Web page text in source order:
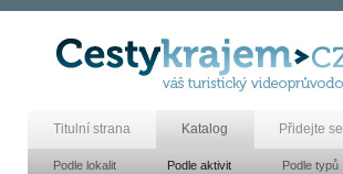
Titulní strana Katalog Přidejte se
Podle lokalit Podle aktivit Podle typů